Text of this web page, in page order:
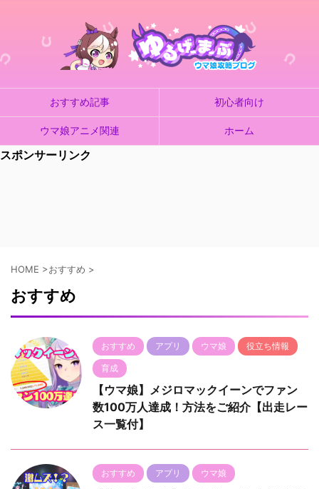
おすすめ記事 初心者向け
ウマ娘アニメ関連 ホーム
スポンサーリンク
HOME >おすすめ >
おすすめ
おすすめ アプリ ウマ娘 役立ち情報
育成
【ウマ娘】メジロマックイーンでファン
数100万人達成！方法をご紹介【出走レー
ス一覧付】
おすすめ アプリ ウマ娘